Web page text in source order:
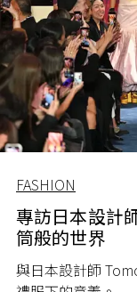
FASHION
專訪日本設計
筒般的世界
與日本設計師